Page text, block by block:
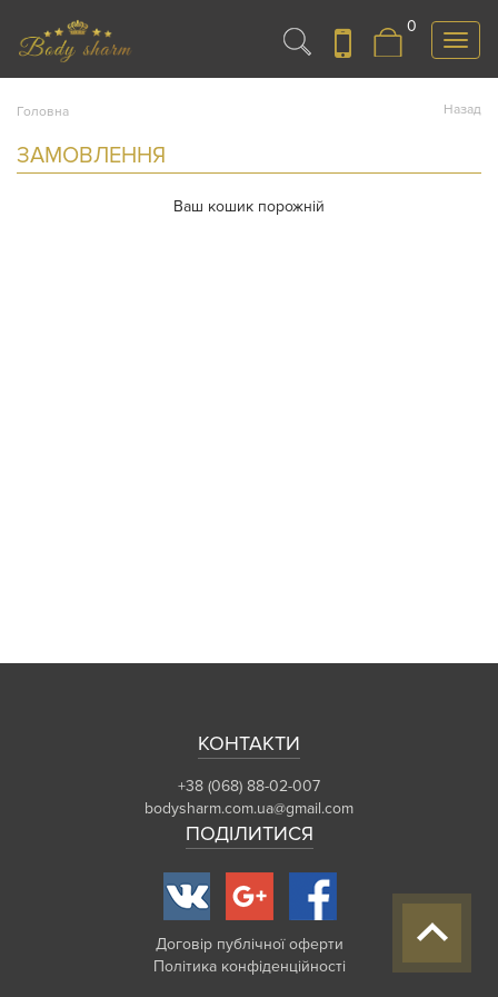
Меню
0
Назад
Головна
ЗАМОВЛЕННЯ
Ваш кошик порожній
КОНТАКТИ
+38 (068) 88-02-007
bodysharm.com.ua@gmail.com
ПОДІЛИТИСЯ
Договір публічної оферти
Політика конфіденційності